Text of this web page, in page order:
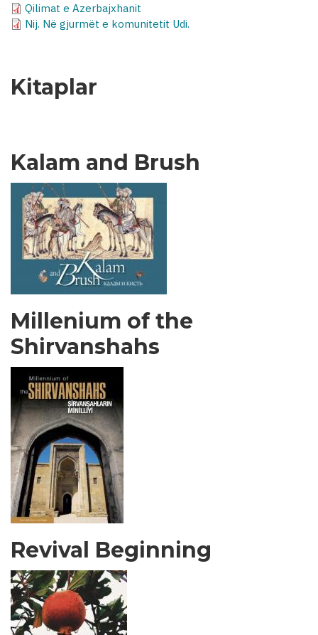
Qilimat e Azerbajxhanit
Nij. Në gjurmët e komunitetit Udi.
Kitaplar
Kalam and Brush
Millenium of the
Shirvanshahs
Revival Beginning